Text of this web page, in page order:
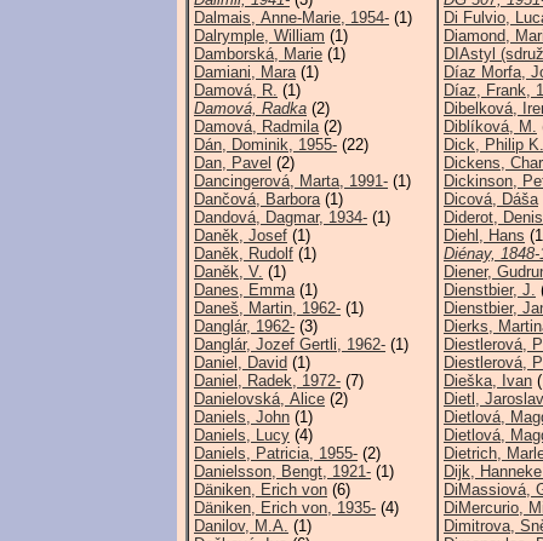
Dalmais, Anne-Marie, 1954- (1)
Dalrymple, William (1)
Damborská, Marie (1)
Damiani, Mara(1)
Damová, R. (1)
Damová, Radka (2)
Damová, Radmila(2)
Dán, Dominik, 1955- (22)
Dan, Pavel (2)
Dancingerová, Marta, 1991- (1)
Dančová, Barbora(1)
Dandová, Dagmar, 1934- (1)
Daněk, Josef (1)
Daněk, Rudolf (1)
Daněk, V. (1)
Danes, Emma(1)
Daneš, Martin, 1962- (1)
Danglár, 1962- (3)
Danglár, Jozef Gertli, 1962- (1)
Daniel, David (1)
Daniel, Radek, 1972- (7)
Danielovská, Alice (2)
Daniels, John (1)
Daniels, Lucy (4)
Daniels, Patricia, 1955- (2)
Danielsson, Bengt, 1921- (1)
Däniken, Erich von (6)
Däniken, Erich von, 1935- (4)
Danilov, M.A. (1)
Di Fulvio,
Diamond,
DIAstyl
Díaz Morfa,
Díaz, Frank,
Dibelková,
Diblíková, M.
Dick, Philip
Dickens,
Dickinson,
Dicová, Dáša
Diderot,
Diehl, Hans
Diénay, 1848-
Diener,
Dienstbier, J.
Dienstbier,
Dierks,
Diestlerová,
Diestlerová,
Dieška, Ivan
Dietl,
Dietlová,
Dietlová,
Dietrich,
Dijk,
DiMassiová,
DiMercurio,
Dimitrova,